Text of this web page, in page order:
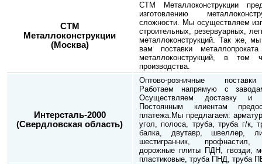
СТМ
Металлоконструкции
(Москва)
СТМ Металлоконструкции
изготовлению
сложности. Мы осуществляем
строительных, резервуарных,
металлоконструкций. Так же,
вам поставки
металлоконструкций, в том
производства.
Интерсталь-2000
(Свердловская область)
Оптово-розничные
Работаем напрямую с
Осуществляем доставку
Постоянным клиентам
платежа.Мы предлагаем:
угол, полоса, труба, труба г/к,
балка, двутавр, швеллер,
шестигранник,
дорожные плиты ПДН, гвозди,
пластиковые, труба ПНД, труба